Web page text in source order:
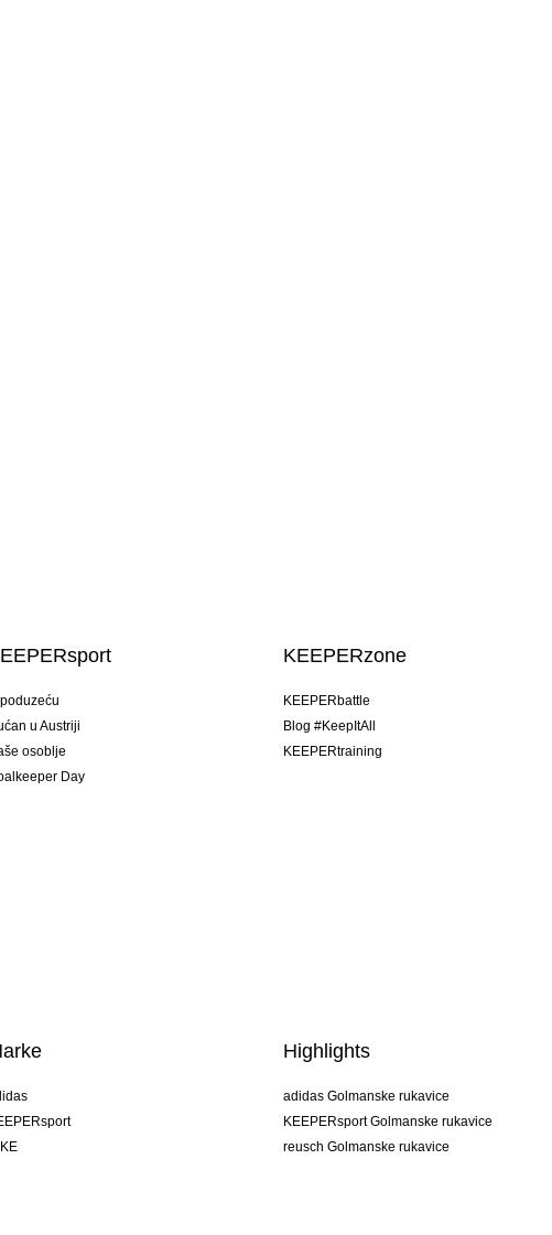
u Austriji
osoblje
Day
KEEPERzone
KEEPERbattle
Blog #KeepItAll
KEEPERtraining
Highlights
adidas Golmanske rukavice
KEEPERsport Golmanske rukavice
reusch Golmanske rukavice